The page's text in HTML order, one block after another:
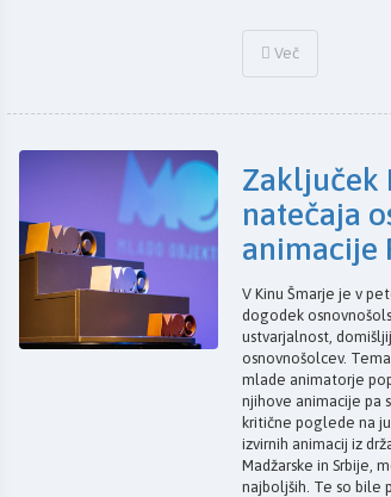
Več
Zaključek
natečaja
animacije
V Kinu Šmarje je v
dogodek
ustvarjalnost,
osnovnošolcev.
mlade animatorje
njihove animacije pa
kritične poglede na
izvirnih animacij iz
Madžarske in Srbije,
najboljših. Te so bile